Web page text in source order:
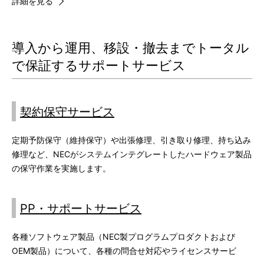
導入から運用、移設・撤去までトータル
で保証するサポートサービス
契約保守サービス
定期予防保守（維持保守）や出張修理、引き取り修理、持ち込み
修理など、NECがシステムインテグレートしたハードウェア製品
の保守作業を実施します。
PP・サポートサービス
各種ソフトウェア製品（NEC製プログラムプロダクトおよび
OEM製品）について、各種の問合せ対応やライセンスサービ